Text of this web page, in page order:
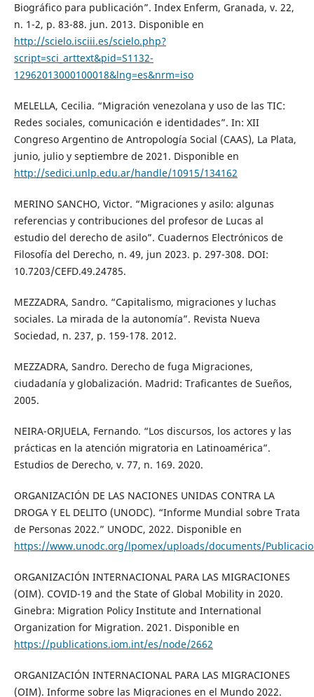
Biográfico para publicación”. Index Enferm, Granada, v. 22,
n. 1-2, p. 83-88. jun. 2013. Disponible en
http://scielo.isciii.es/scielo.php?
script=sci_arttext&pid=S1132-
12962013000100018&lng=es&nrm=iso
MELELLA, Cecilia. “Migración venezolana y uso de las TIC:
Redes sociales, comunicación e identidades”. In: XII
Congreso Argentino de Antropología Social (CAAS), La Plata,
junio, julio y septiembre de 2021. Disponible en
http://sedici.unlp.edu.ar/handle/10915/134162
MERINO SANCHO, Victor. “Migraciones y asilo: algunas
referencias y contribuciones del profesor de Lucas al
estudio del derecho de asilo”. Cuadernos Electrónicos de
Filosofía del Derecho, n. 49, jun 2023. p. 297-308. DOI:
10.7203/CEFD.49.24785.
MEZZADRA, Sandro. “Capitalismo, migraciones y luchas
sociales. La mirada de la autonomía”. Revista Nueva
Sociedad, n. 237, p. 159-178. 2012.
MEZZADRA, Sandro. Derecho de fuga Migraciones,
ciudadanía y globalización. Madrid: Traficantes de Sueños,
2005.
NEIRA-ORJUELA, Fernando. “Los discursos, los actores y las
prácticas en la atención migratoria en Latinoamérica”.
Estudios de Derecho, v. 77, n. 169. 2020.
ORGANIZACIÓN DE LAS NACIONES UNIDAS CONTRA LA
DROGA Y EL DELITO (UNODC). “Informe Mundial sobre Trata
de Personas 2022.” UNODC, 2022. Disponible en
https://www.unodc.org/lpomex/uploads/documents/
ORGANIZACIÓN INTERNACIONAL PARA LAS MIGRACIONES
(OIM). COVID-19 and the State of Global Mobility in 2020.
Ginebra: Migration Policy Institute and International
Organization for Migration. 2021. Disponible en
https://publications.iom.int/es/node/2662
ORGANIZACIÓN INTERNACIONAL PARA LAS MIGRACIONES
(OIM). Informe sobre las Migraciones en el Mundo 2022.